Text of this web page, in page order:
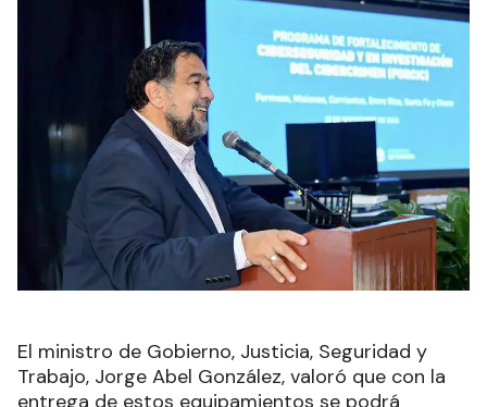
El ministro de Gobierno, Justicia, Seguridad y
Trabajo, Jorge Abel González, valoró que con la
entrega de estos equipamientos se podrá